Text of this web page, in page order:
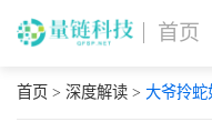
首页
首页 > 深度解读> 大爷拎蛇